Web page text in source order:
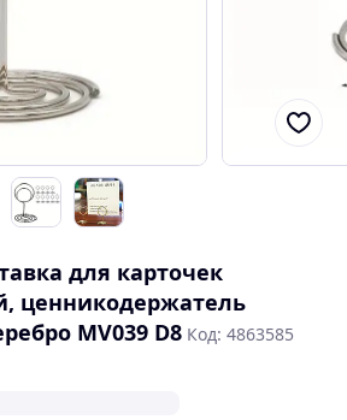
для карточек
ценникодержатель
MV039 D8 Код: 4863585